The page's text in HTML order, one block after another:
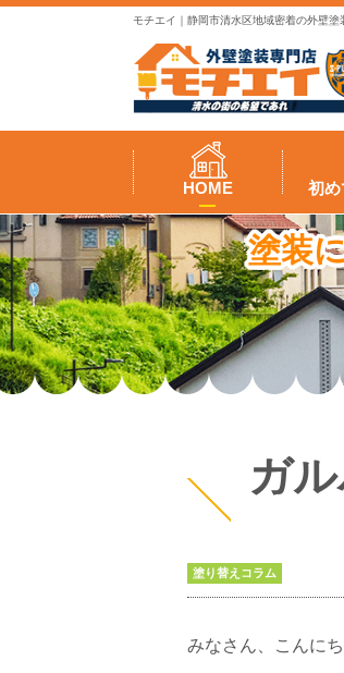
モチエイ｜静岡市清水区地域密着の外壁
HOME 初
塗装
ガ
塗り替えコラム
みなさん、こんにち